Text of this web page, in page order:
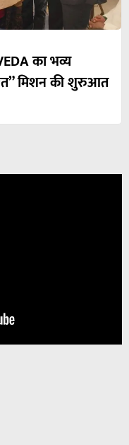
का भव्य
मिशन की शुरुआत